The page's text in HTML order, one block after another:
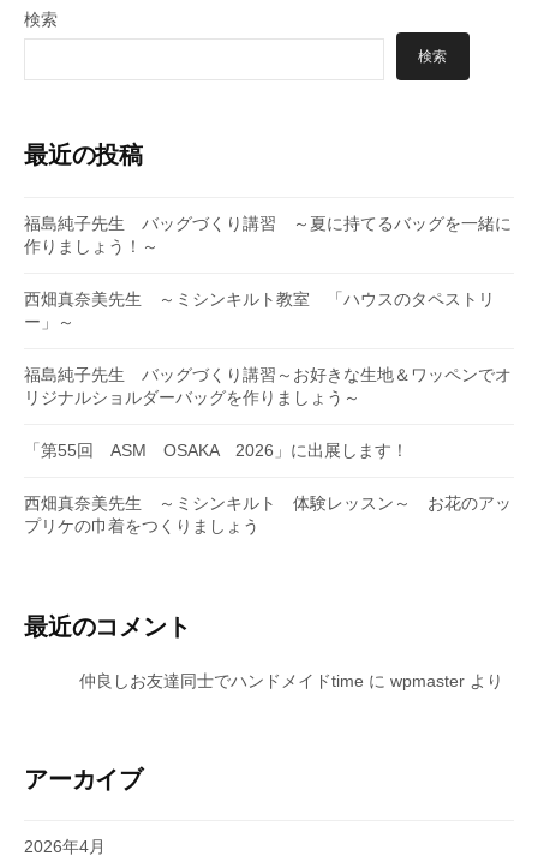
検索
検索
最近の投稿
福島純子先生 バッグづくり講習 ～夏に持てるバッグを一緒に
作りましょう！～
西畑真奈美先生 ～ミシンキルト教室 「ハウスのタペストリ
ー」～
福島純子先生 バッグづくり講習～お好きな生地＆ワッペンでオ
リジナルショルダーバッグを作りましょう～
「第55回 ASM OSAKA 2026」に出展します！
西畑真奈美先生 ～ミシンキルト 体験レッスン～ お花のアッ
プリケの巾着をつくりましょう
最近のコメント
仲良しお友達同士でハンドメイドtime に wpmasterより
アーカイブ
2026年4月